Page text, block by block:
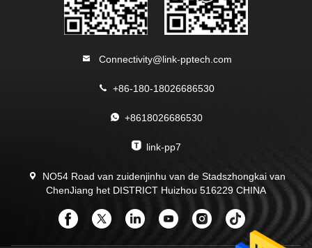
Connectivity@link-pptech.com
+86-180-18026686530
+8618026686530
link-pp7
NO54 Road van zuidenjinhu van de Stadszhongkai van
ChenJiang het DISTRICT Huizhou 516229 CHINA